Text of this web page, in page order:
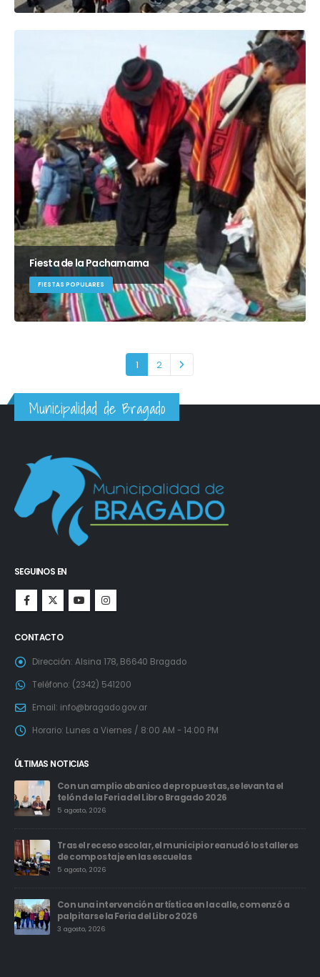
Fiesta de la Pachamama
FIESTAS POPULARES
1 2
Municipalidad de Bragado
SEGUINOS EN
CONTACTO
Dirección: Alsina 178, B6640 Bragado
Teléfono: (2342) 541200
Email: info@bragado.gov.ar
Horario: Lunes a Viernes / 8:00 AM - 14:00 PM
ÚLTIMAS NOTICIAS
Con un amplio abanico de propuestas, se levanta el
telón de la Feria del Libro Bragado 2026
5 agosto, 2026
Tras el receso escolar, el municipio reanudó los talleres
de compostaje en las escuelas
5 agosto, 2026
Con una intervención artística en la calle, comenzó a
palpitarse la Feria del Libro 2026
3 agosto, 2026